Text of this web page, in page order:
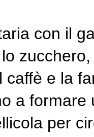
con il
caffè e la
a
per